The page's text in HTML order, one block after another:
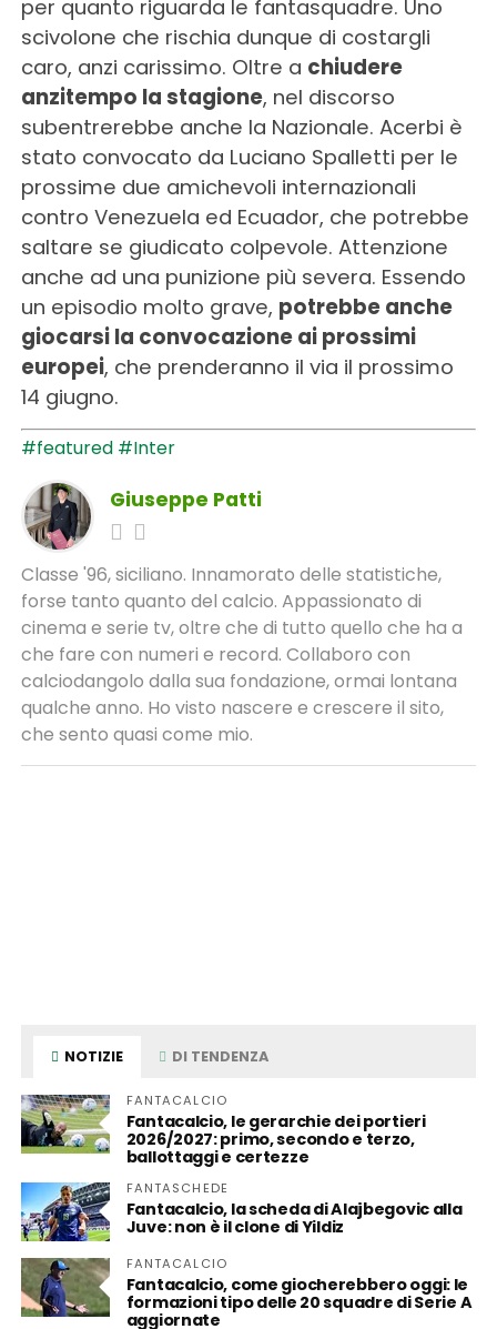
per quanto riguarda le fantasquadre. Uno
scivolone che rischia dunque di costargli
caro, anzi carissimo. Oltre a chiudere
anzitempo la stagione, nel discorso
subentrerebbe anche la Nazionale. Acerbi è
stato convocato da Luciano Spalletti per le
prossime due amichevoli internazionali
contro Venezuela ed Ecuador, che potrebbe
saltare se giudicato colpevole. Attenzione
anche ad una punizione più severa. Essendo
un episodio molto grave, potrebbe anche
giocarsi la convocazione ai prossimi
europei, che prenderanno il via il prossimo
14 giugno.
#featured #Inter
Giuseppe Patti
Classe '96, siciliano. Innamorato delle statistiche,
forse tanto quanto del calcio. Appassionato di
cinema e serie tv, oltre che di tutto quello che ha a
che fare con numeri e record. Collaboro con
calciodangolo dalla sua fondazione, ormai lontana
qualche anno. Ho visto nascere e crescere il sito,
che sento quasi come mio.
NOTIZIE DI TENDENZA
FANTACALCIO
Fantacalcio, le gerarchie dei portieri
2026/2027: primo, secondo e terzo,
ballottaggi e certezze
FANTASCHEDE
Fantacalcio, la scheda di Alajbegovic alla
Juve: non è il clone di Yildiz
FANTACALCIO
Fantacalcio, come giocherebbero oggi: le
formazioni tipo delle 20 squadre di Serie A
aggiornate